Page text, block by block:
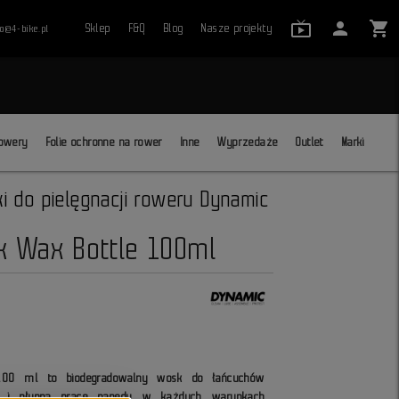
bike.pl Sklep F&Q Blog Nasze projekty live_tv_24
person shopping_cart
Folie ochronne na rower Inne Wyprzedaże Outlet Marki
do pielęgnacji roweru Dynamic
Wax Bottle 100ml
ml to biodegradowalny wosk do łańcuchów
i płynną pracę napędu w każdych warunkach